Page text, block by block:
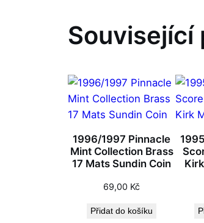
Související
1996/1997 Pinnacle
Mint Collection Brass
17 Mats Sundin Coin
69,00 Kč
Přidat do košíku